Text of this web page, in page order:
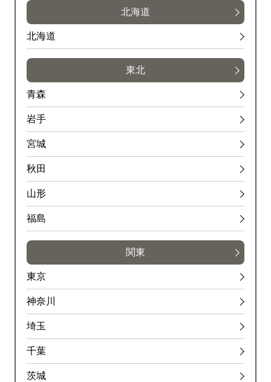
北海道
北海道
東北
青森
岩手
宮城
秋田
山形
福島
関東
東京
神奈川
埼玉
千葉
茨城